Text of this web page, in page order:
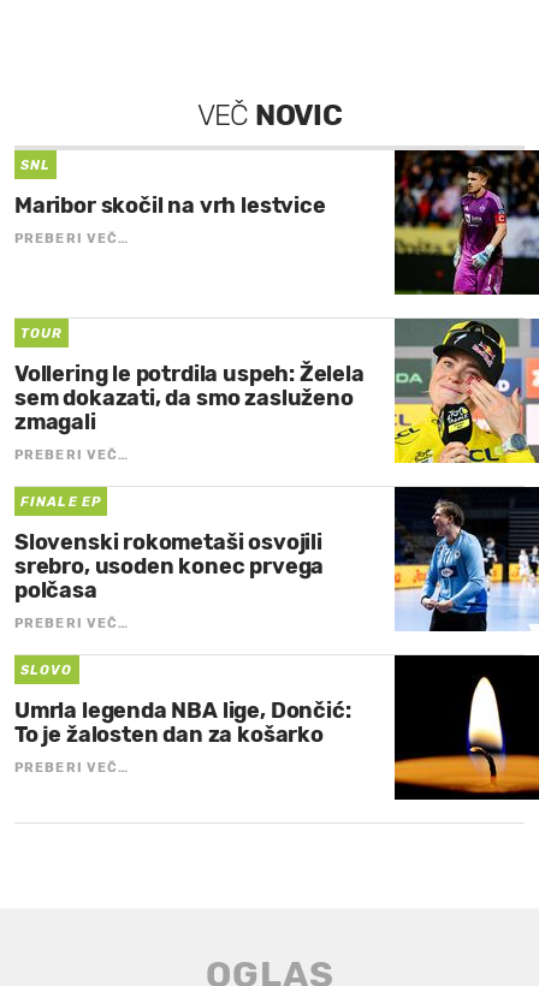
VEČ NOVIC
SNL
Maribor skočil na vrh lestvice
PREBERI VEČ…
TOUR
Vollering le potrdila uspeh: Želela
sem dokazati, da smo zasluženo
zmagali
PREBERI VEČ…
FINALE EP
Slovenski rokometaši osvojili
srebro, usoden konec prvega
polčasa
PREBERI VEČ…
SLOVO
Umrla legenda NBA lige, Dončić:
To je žalosten dan za košarko
PREBERI VEČ…